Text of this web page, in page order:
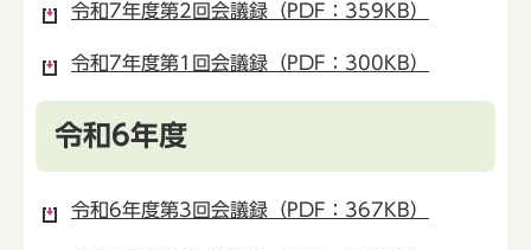
令和7年度第2回会議録（PDF：359KB）
令和7年度第1回会議録（PDF：300KB）
令和6年度
令和6年度第3回会議録（PDF：367KB）